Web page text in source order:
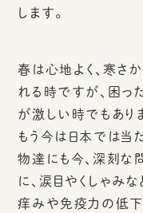
します。
春は心地よく、寒さ
れる時ですが、困っ
が激しい時でもあり
もう今は日本では当
物達にも今、深刻な
に、涙目やくしゃみ
痒みや免疫力の低下